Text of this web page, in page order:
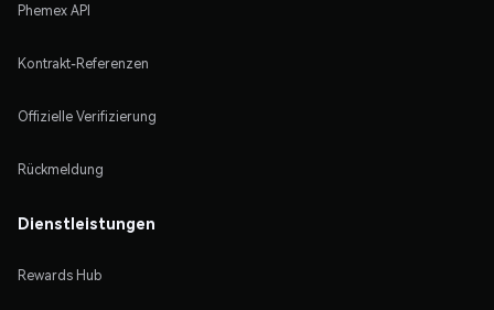
Phemex API
Kontrakt-Referenzen
Offizielle Verifizierung
Rückmeldung
Dienstleistungen
Rewards Hub